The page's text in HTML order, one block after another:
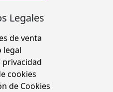
Legales
de venta
legal
privacidad
cookies
de Cookies